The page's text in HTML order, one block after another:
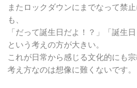
またロックダウンにまでなって禁
も、
「だって誕生日だよ！？」「誕生
という考えの方が大きい。
これが日常から感じる文化的にも
考え方なのは想像に難くないです。